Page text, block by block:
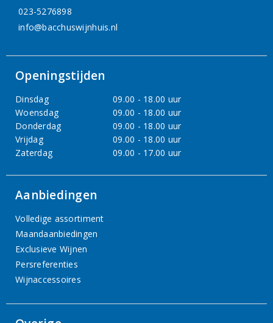
023-5276898
info@bacchuswijnhuis.nl
Openingstijden
Dinsdag
09.00 - 18.00 uur
Woensdag
09.00 - 18.00 uur
Donderdag
09.00 - 18.00 uur
Vrijdag
09.00 - 18.00 uur
Zaterdag
09.00 - 17.00 uur
Aanbiedingen
Volledige assortiment
Maandaanbiedingen
Exclusieve Wijnen
Persreferenties
Wijnaccessoires